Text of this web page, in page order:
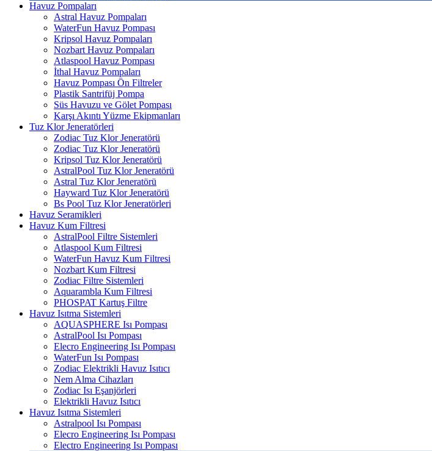
Havuz Pompaları
Astral Havuz Pompaları
WaterFun Havuz Pompası
Kripsol Havuz Pompaları
Nozbart Havuz Pompaları
Atlaspool Havuz Pompası
İthal Havuz Pompaları
Havuz Pompası Ön Filtreler
Plastik Santrifüj Pompa
Süs Havuzu ve Gölet Pompası
Karşı Akıntı Yüzme Ekipmanları
Tuz Klor Jeneratörleri
Zodiac Tuz Klor Jeneratörü
Zodiac Tuz Klor Jeneratörü
Kripsol Tuz Klor Jeneratörü
AstralPool Tuz Klor Jeneratörü
Astral Tuz Klor Jeneratörü
Hayward Tuz Klor Jeneratörü
Bs Pool Tuz Klor Jeneratörleri
Havuz Seramikleri
Havuz Kum Filtresi
AstralPool Filtre Sistemleri
Atlaspool Kum Filtresi
WaterFun Havuz Kum Filtresi
Nozbart Kum Filtresi
Zodiac Filtre Sistemleri
Aquarambla Kum Filtresi
PHOSPAT Kartuş Filtre
Havuz Isıtma Sistemleri
AQUASPHERE Isı Pompası
AstralPool Isı Pompası
Elecro Engineering Isı Pompası
WaterFun Isı Pompası
Zodiac Elektrikli Havuz Isıtıcı
Nem Alma Cihazları
Zodiac Isı Eşanjörleri
Elektrikli Havuz Isıtıcı
Havuz Isıtma Sistemleri
Astralpool Isı Pompası
Elecro Engineering Isı Pompası
Electro Engineering Isı Pompası